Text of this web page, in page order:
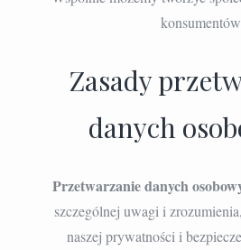
Zasady
danych
Przetwarzanie danych
szczególnej uwagi i
naszej prywatności i